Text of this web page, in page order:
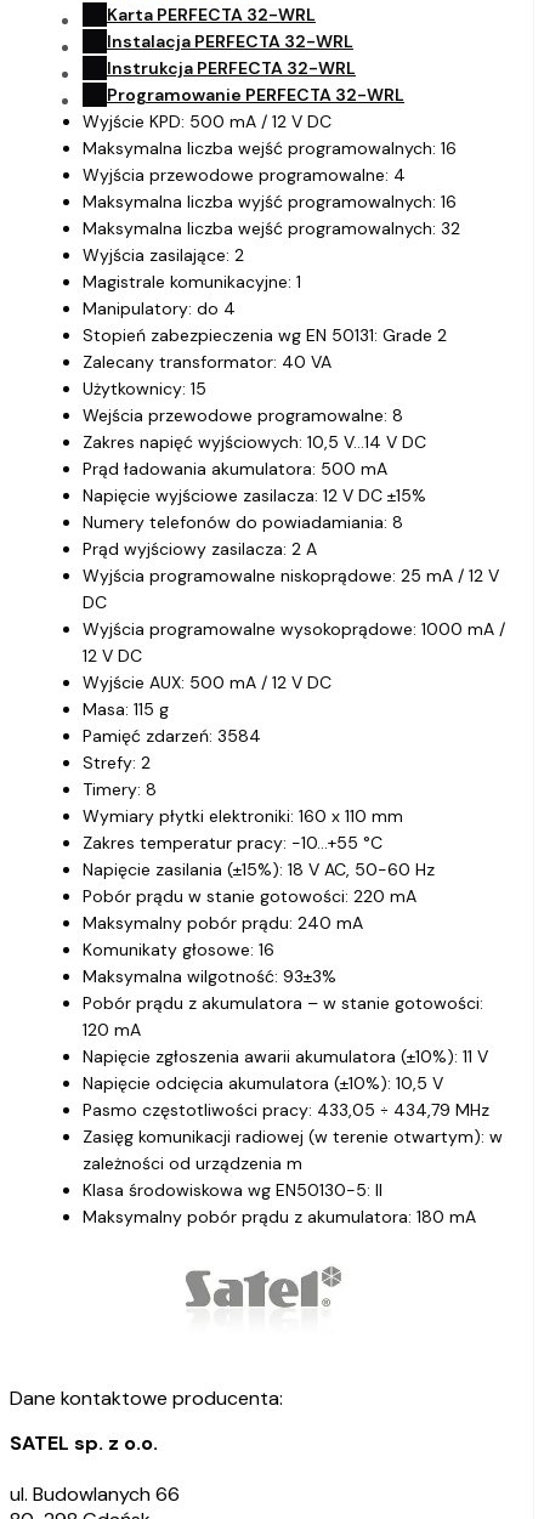
Karta PERFECTA 32-WRL
Instalacja PERFECTA 32-WRL
Instrukcja PERFECTA 32-WRL
Programowanie PERFECTA 32-WRL
Wyjście KPD: 500 mA / 12 V DC
Maksymalna liczba wejść programowalnych: 16
Wyjścia przewodowe programowalne: 4
Maksymalna liczba wyjść programowalnych: 16
Maksymalna liczba wejść programowalnych: 32
Wyjścia zasilające: 2
Magistrale komunikacyjne: 1
Manipulatory: do 4
Stopień zabezpieczenia wg EN 50131: Grade 2
Zalecany transformator: 40 VA
Użytkownicy: 15
Wejścia przewodowe programowalne: 8
Zakres napięć wyjściowych: 10,5 V…14 V DC
Prąd ładowania akumulatora: 500 mA
Napięcie wyjściowe zasilacza: 12 V DC ±15%
Numery telefonów do powiadamiania: 8
Prąd wyjściowy zasilacza: 2 A
Wyjścia programowalne niskoprądowe: 25 mA / 12 V
DC
Wyjścia programowalne wysokoprądowe: 1000 mA /
12 V DC
Wyjście AUX: 500 mA / 12 V DC
Masa: 115 g
Pamięć zdarzeń: 3584
Strefy: 2
Timery: 8
Wymiary płytki elektroniki: 160 x 110 mm
Zakres temperatur pracy: -10…+55 °C
Napięcie zasilania (±15%): 18 V AC, 50-60 Hz
Pobór prądu w stanie gotowości: 220 mA
Maksymalny pobór prądu: 240 mA
Komunikaty głosowe: 16
Maksymalna wilgotność: 93±3%
Pobór prądu z akumulatora – w stanie gotowości:
120 mA
Napięcie zgłoszenia awarii akumulatora (±10%): 11 V
Napięcie odcięcia akumulatora (±10%): 10,5 V
Pasmo częstotliwości pracy: 433,05 ÷ 434,79 MHz
Zasięg komunikacji radiowej (w terenie otwartym): w
zależności od urządzenia m
Klasa środowiskowa wg EN50130-5: II
Maksymalny pobór prądu z akumulatora: 180 mA
Dane kontaktowe producenta:
SATEL sp. z o.o.
ul. Budowlanych 66